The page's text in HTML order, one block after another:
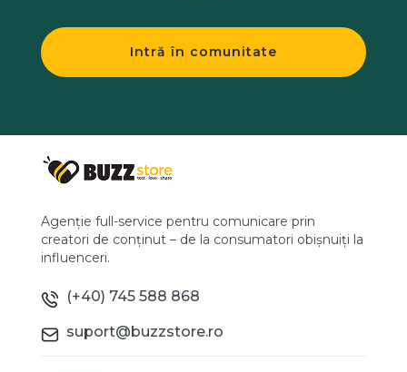
Intră în comunitate
Agenție full-service pentru comunicare prin
creatori de conținut – de la consumatori obișnuiți la
influenceri.
(+40) 745 588 868
suport@buzzstore.ro